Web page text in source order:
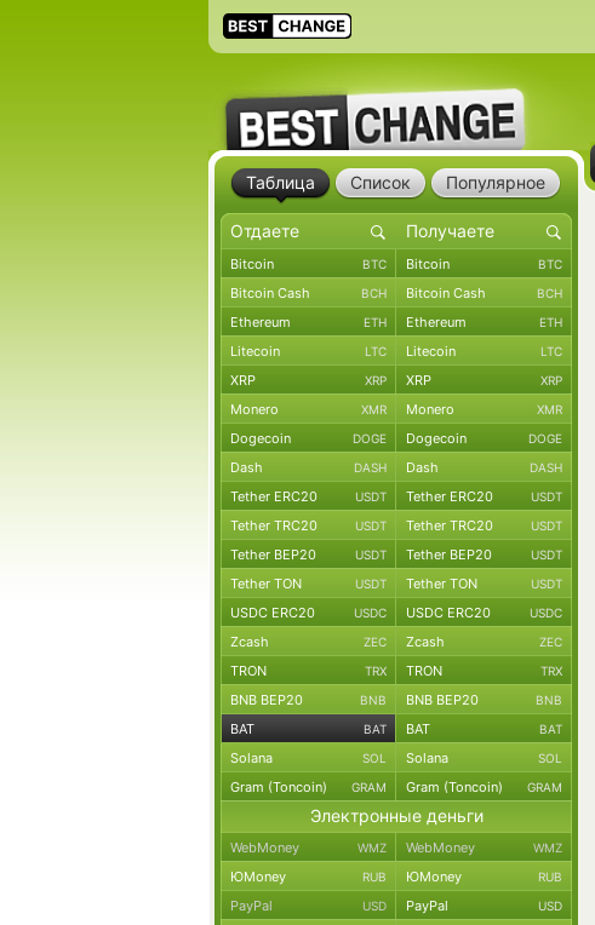
Таблица Список Популярное
Bitcoin BTC Bitcoin BTC
Bitcoin Cash BCH Bitcoin Cash BCH
Ethereum ETH Ethereum ETH
Litecoin LTC Litecoin LTC
XRP XRP XRP XRP
Monero XMR Monero XMR
Dogecoin DOGE Dogecoin DOGE
Dash DASH Dash DASH
Tether ERC20 USDT Tether ERC20 USDT
Tether TRC20 USDT Tether TRC20 USDT
Tether BEP20 USDT Tether BEP20 USDT
Tether TON USDT Tether TON USDT
USDC ERC20 USDC USDC ERC20 USDC
Zcash ZEC Zcash ZEC
TRON TRX TRON TRX
BNB BEP20 BNB BNB BEP20 BNB
BAT BAT BAT BAT
Solana SOL Solana SOL
Gram (Toncoin) GRAM Gram (Toncoin) GRAM
Электронные деньги
WebMoney WMZ WebMoney WMZ
ЮMoney RUB ЮMoney RUB
PayPal USD PayPal USD